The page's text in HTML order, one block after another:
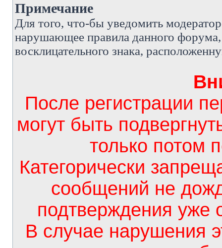
Примечание
Для того, что-бы уведомить
нарушающее правила данного форума,
восклицательного знака,
После регистрации
могут быть
только потом
Категорически
сообщений не
подтверждения уже
В случае нарушения